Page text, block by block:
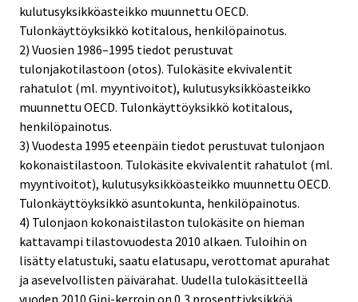
kulutusyksikköasteikko muunnettu OECD.
Tulonkäyttöyksikkö kotitalous, henkilöpainotus.
2) Vuosien 1986–1995 tiedot perustuvat
tulonjakotilastoon (otos). Tulokäsite ekvivalentit
rahatulot (ml. myyntivoitot), kulutusyksikköasteikko
muunnettu OECD. Tulonkäyttöyksikkö kotitalous,
henkilöpainotus.
3) Vuodesta 1995 eteenpäin tiedot perustuvat tulonjaon
kokonaistilastoon. Tulokäsite ekvivalentit rahatulot (ml.
myyntivoitot), kulutusyksikköasteikko muunnettu OECD.
Tulonkäyttöyksikkö asuntokunta, henkilöpainotus.
4) Tulonjaon kokonaistilaston tulokäsite on hieman
kattavampi tilastovuodesta 2010 alkaen. Tuloihin on
lisätty elatustuki, saatu elatusapu, verottomat apurahat
ja asevelvollisten päivärahat. Uudella tulokäsitteellä